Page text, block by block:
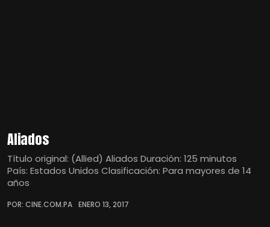
Aliados
Título original: (Allied) Aliados Duración: 125 minutos
País: Estados Unidos Clasificación: Para mayores de 14
años
POR: CINE.COM.PA ENERO 13, 2017